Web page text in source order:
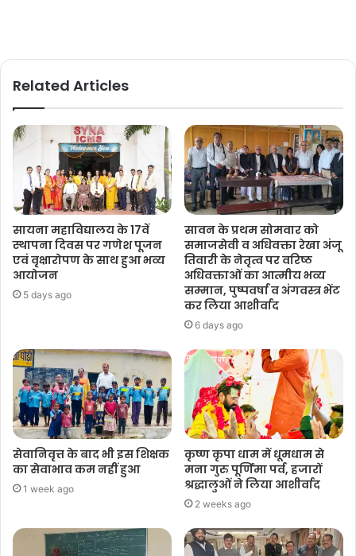
Related Articles
सायना महाविद्यालय के 17वें
स्थापना दिवस पर गणेश पूजन
एवं वृक्षारोपण के साथ हुआ भव्य
आयोजन
5 days ago
सावन के प्रथम सोमवार को
समाजसेवी व अधिवक्ता रेखा अंजू
तिवारी के नेतृत्व पर वरिष्ठ
अधिवक्ताओं का आत्मीय भव्य
सम्मान, पुष्पवर्षा व अंगवस्त्र भेंट
कर लिया आशीर्वाद
6 days ago
सेवानिवृत्त के बाद भी इस शिक्षक
का सेवाभाव कम नहीं हुआ
1 week ago
कृष्ण कृपा धाम में धूमधाम से
मना गुरु पूर्णिमा पर्व, हजारों
श्रद्धालुओं ने लिया आशीर्वाद
2 weeks ago